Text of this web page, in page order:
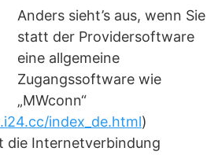
Anders sieht’s aus, wenn Sie
statt der Providersoftware
eine allgemeine
Zugangssoftware wie
„MWconn“
index_de.html)
die Internetverbindung